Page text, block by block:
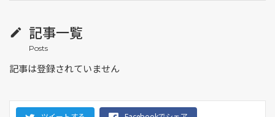
記事一覧
記事は登録されていません